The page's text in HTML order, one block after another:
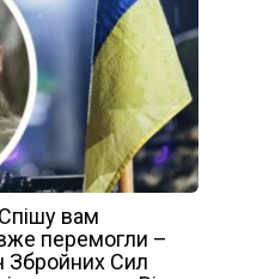
вам
перемогли –
Збройних Сил